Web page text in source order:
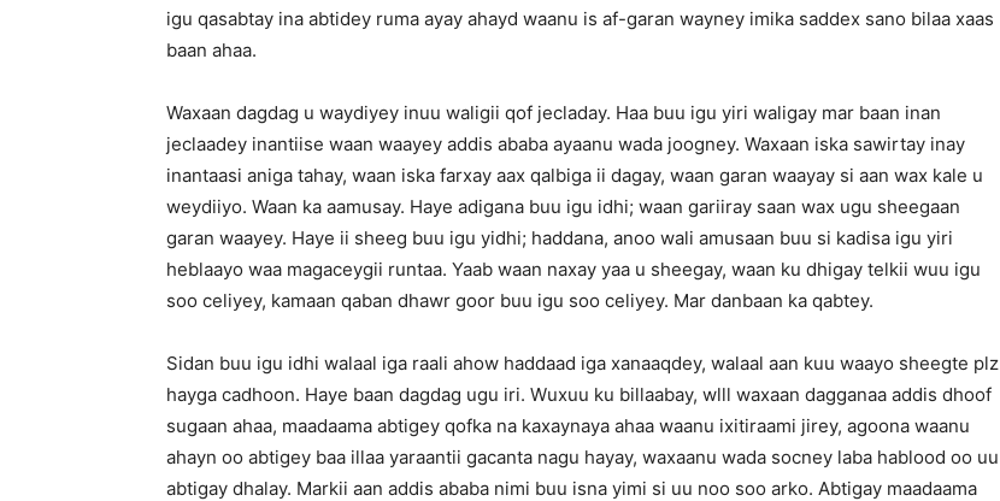
igu qasabtay ina abtidey ruma ayay ahayd waanu is af-garan wayney imika saddex sano bilaa xaas
baan ahaa.
Waxaan dagdag u waydiyey inuu waligii qof jecladay. Haa buu igu yiri waligay mar baan inan
jeclaadey inantiise waan waayey addis ababa ayaanu wada joogney. Waxaan iska sawirtay inay
inantaasi aniga tahay, waan iska farxay aax qalbiga ii dagay, waan garan waayay si aan wax kale u
weydiiyo. Waan ka aamusay. Haye adigana buu igu idhi; waan gariiray saan wax ugu sheegaan
garan waayey. Haye ii sheeg buu igu yidhi; haddana, anoo wali amusaan buu si kadisa igu yiri
heblaayo waa magaceygii runtaa. Yaab waan naxay yaa u sheegay, waan ku dhigay telkii wuu igu
soo celiyey, kamaan qaban dhawr goor buu igu soo celiyey. Mar danbaan ka qabtey.
Sidan buu igu idhi walaal iga raali ahow haddaad iga xanaaqdey, walaal aan kuu waayo sheegte plz
hayga cadhoon. Haye baan dagdag ugu iri. Wuxuu ku billaabay, wlll waxaan dagganaa addis dhoof
sugaan ahaa, maadaama abtigey qofka na kaxaynaya ahaa waanu ixitiraami jirey, agoona waanu
ahayn oo abtigey baa illaa yaraantii gacanta nagu hayay, waxaanu wada socney laba hablood oo uu
abtigay dhalay. Markii aan addis ababa nimi buu isna yimi si uu noo soo arko. Abtigay maadaama